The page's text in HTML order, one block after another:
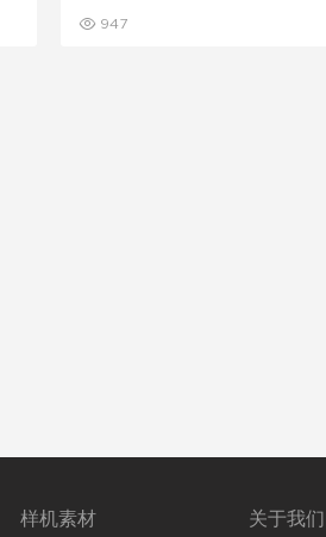
947
样机素材 关于我们